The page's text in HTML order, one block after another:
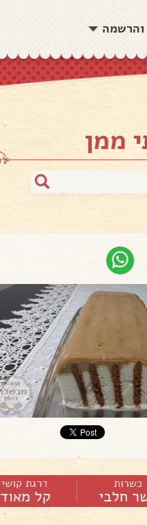
ממן
כשרות
חלבי
דרגת קושי
קל מאוד